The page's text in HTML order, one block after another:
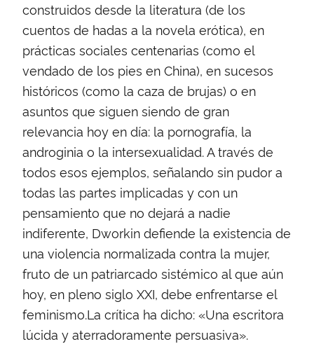
construidos desde la literatura (de los
cuentos de hadas a la novela erótica), en
prácticas sociales centenarias (como el
vendado de los pies en China), en sucesos
históricos (como la caza de brujas) o en
asuntos que siguen siendo de gran
relevancia hoy en día: la pornografía, la
androginia o la intersexualidad. A través de
todos esos ejemplos, señalando sin pudor a
todas las partes implicadas y con un
pensamiento que no dejará a nadie
indiferente, Dworkin defiende la existencia de
una violencia normalizada contra la mujer,
fruto de un patriarcado sistémico al que aún
hoy, en pleno siglo XXI, debe enfrentarse el
feminismo.La crítica ha dicho: «Una escritora
lúcida y aterradoramente persuasiva».